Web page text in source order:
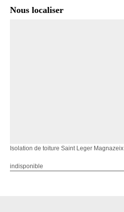
Nous localiser
Isolation de toiture Saint Leger Magnazeix
indisponible